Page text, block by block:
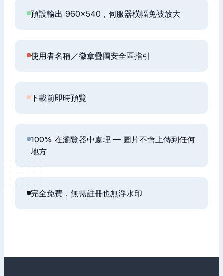
預設輸出 960×540，伺服器橫幅免被放大
使用者名稱／徽章疊圖安全區指引
下載前即時預覽
100% 在瀏覽器中處理 — 圖片不會上傳到任何
地方
完全免費，無需註冊也無浮水印